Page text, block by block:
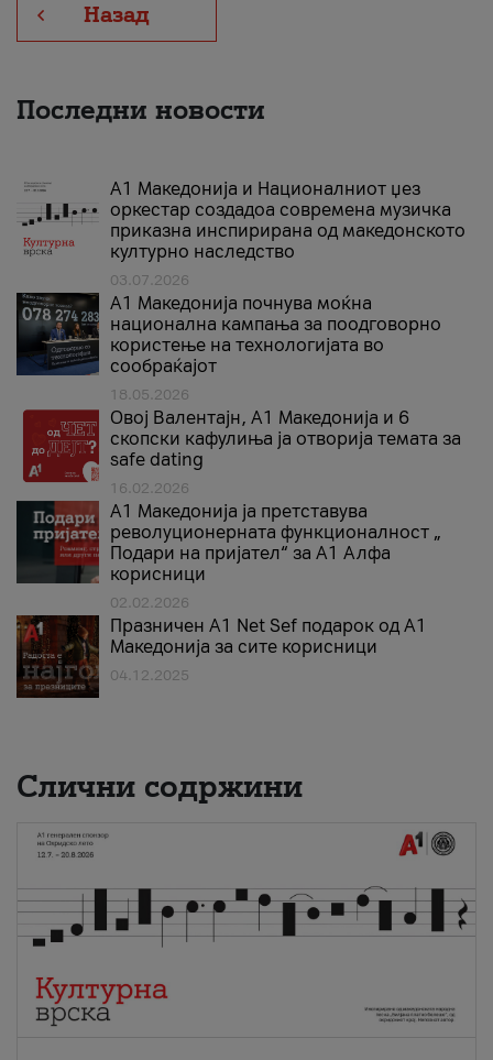
Назад
Последни новости
А1 Македонија и Националниот џез
оркестар создадоа современа музичка
приказна инспирирана од македонското
културно наследство
03.07.2026
A1 Македонија почнува моќна
национална кампања за поодговорно
користење на технологијата во
сообраќајот
18.05.2026
Овој Валентајн, A1 Македонија и 6
скопски кафулиња ја отворија темата за
safe dating
16.02.2026
А1 Македонија ја претставува
револуционерната функционалност „
Подари на пријател“ за А1 Алфа
корисници
02.02.2026
Празничен A1 Net Sеf подарок од А1
Македонија за сите корисници
04.12.2025
Слични содржини